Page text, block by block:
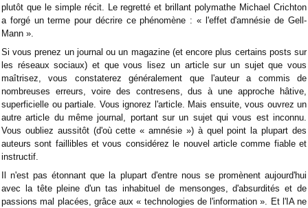
plutôt que le simple récit. Le regretté et brillant polymathe Michael Crichton
a forgé un terme pour décrire ce phénomène : « l'effet d'amnésie de Gell-
Mann ».
Si vous prenez un journal ou un magazine (et encore plus certains posts sur
les réseaux sociaux) et que vous lisez un article sur un sujet que vous
maîtrisez, vous constaterez généralement que l'auteur a commis de
nombreuses erreurs, voire des contresens, dus à une approche hâtive,
superficielle ou partiale. Vous ignorez l'article. Mais ensuite, vous ouvrez un
autre article du même journal, portant sur un sujet qui vous est inconnu.
Vous oubliez aussitôt (d'où cette « amnésie ») à quel point la plupart des
auteurs sont faillibles et vous considérez le nouvel article comme fiable et
instructif.
Il n'est pas étonnant que la plupart d'entre nous se promènent aujourd'hui
avec la tête pleine d'un tas inhabituel de mensonges, d'absurdités et de
passions mal placées, grâce aux « technologies de l'information ». Et l'IA ne